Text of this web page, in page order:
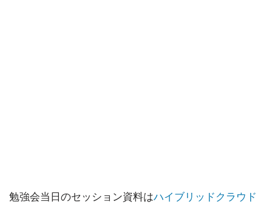
勉強会当日のセッション資料はハイブリッドクラウド